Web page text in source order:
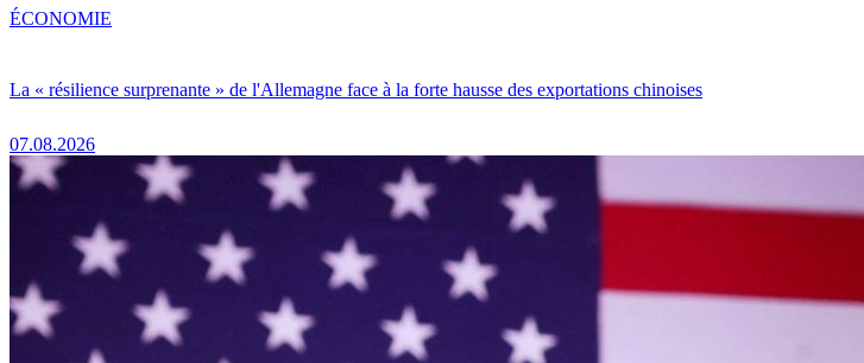
La « résilience surprenante » de l'Allemagne face à la forte hausse des exportations chinoises
07.08.2026
ÉCONOMIE